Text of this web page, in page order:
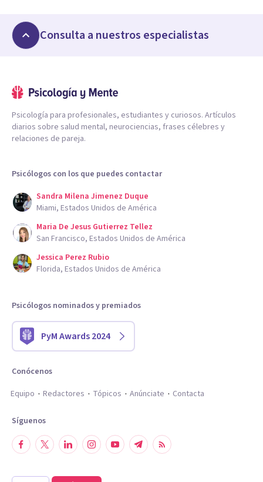
Consulta a nuestros especialistas
Psicología para profesionales, estudiantes y curiosos. Artículos
diarios sobre salud mental, neurociencias, frases célebres y
relaciones de pareja.
Psicólogos con los que puedes contactar
Sandra Milena Jimenez Duque
Miami, Estados Unidos de América
Maria De Jesus Gutierrez Tellez
San Francisco, Estados Unidos de América
Jessica Perez Rubio
Florida, Estados Unidos de América
Psicólogos nominados y premiados
PyM Awards 2024
Conócenos
Equipo
Redactores Tópicos Anúnciate Contacta
Síguenos